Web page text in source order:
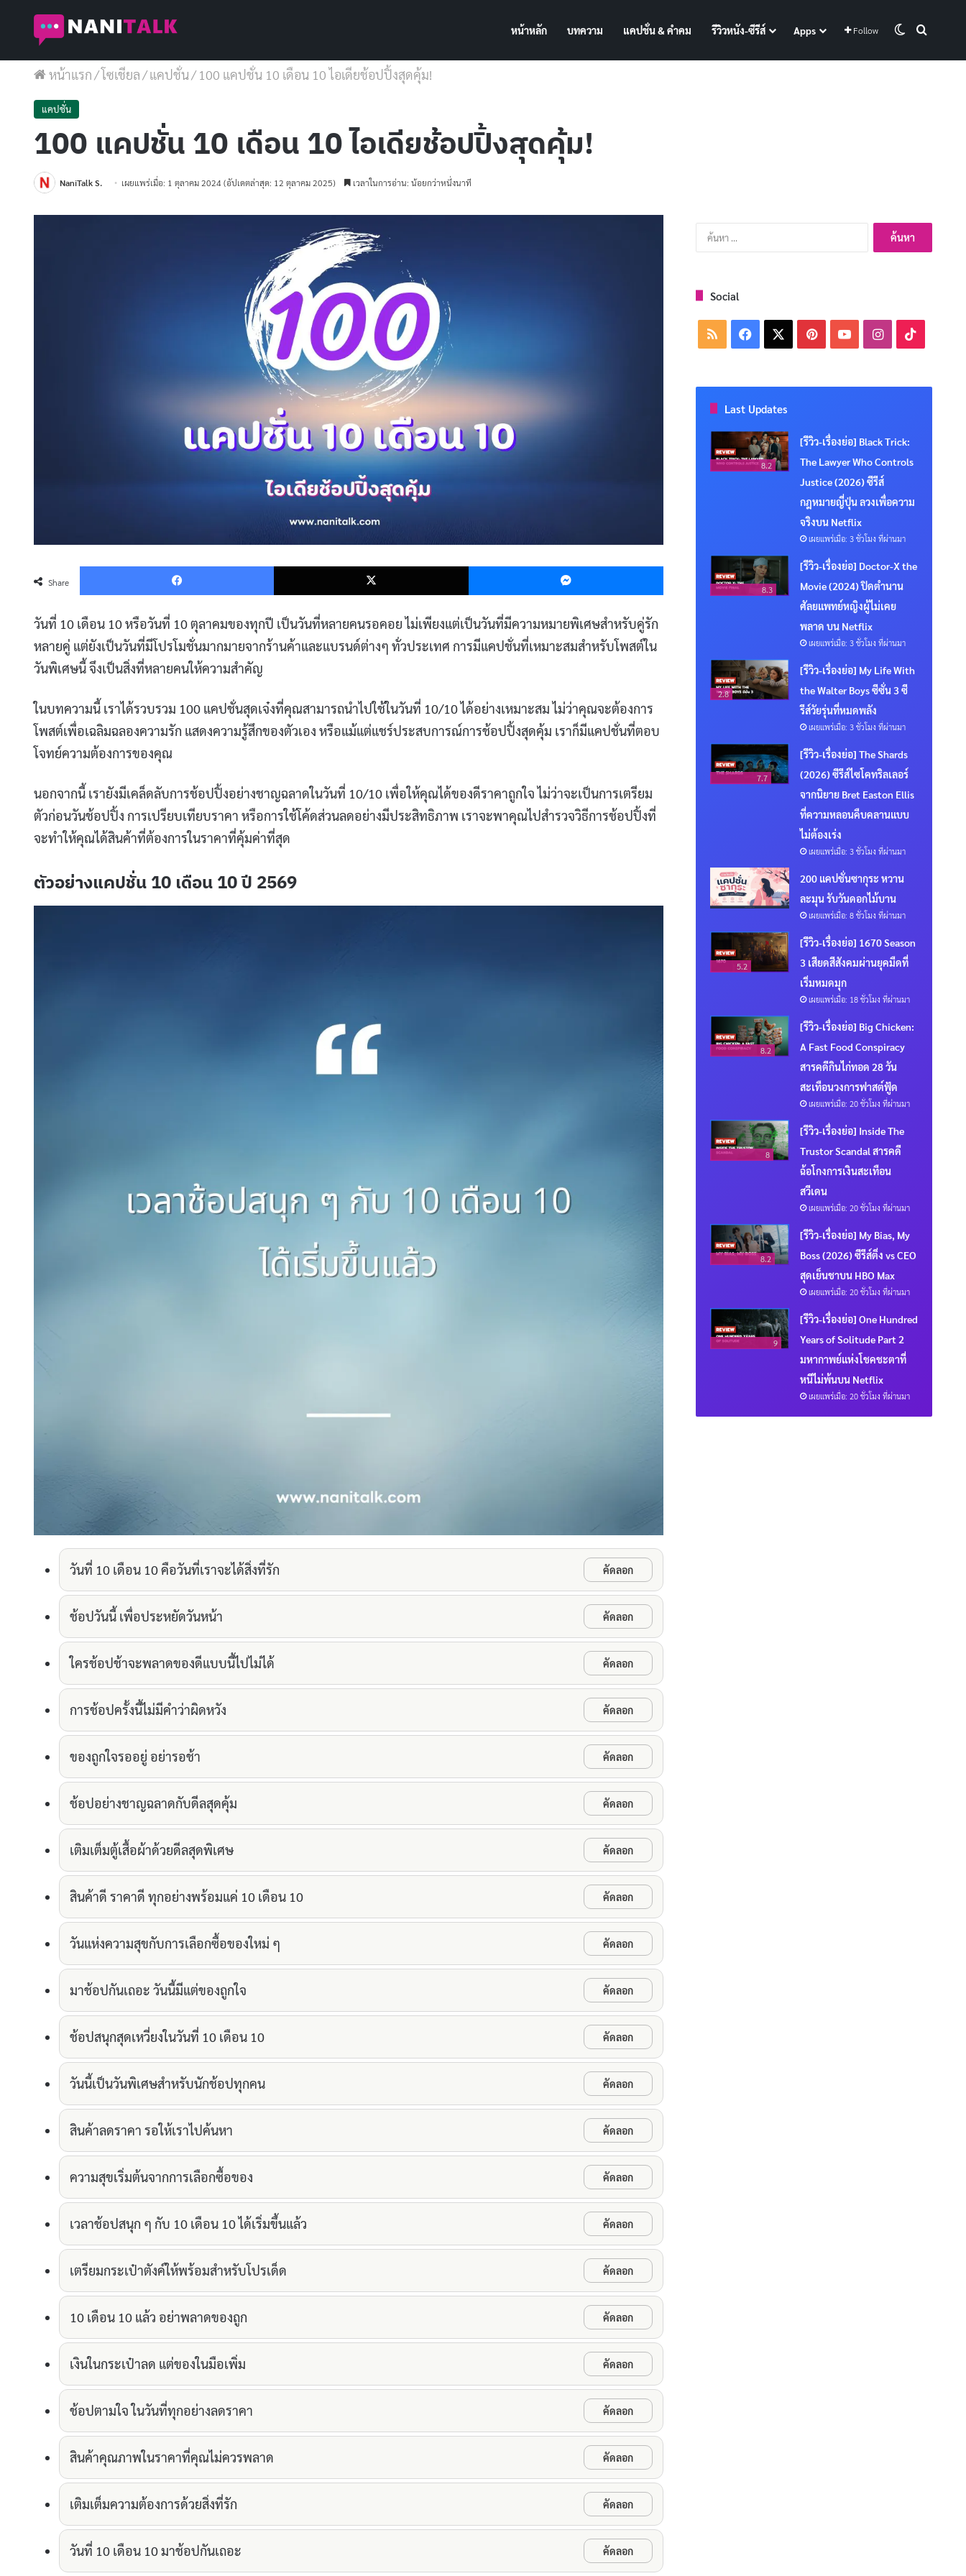
หน้าหลัก บทความ แคปชั่น & คำคม รีวิวหนัง-ซีรีส์ Apps Follow Switch skin
หน้าแรก/โซเชียล/แคปชั่น/ 100 แคปชั่น 10 เดือน 10 ไอเดียช้อปปิ้งสุดคุ้ม!
แคปชั่น
100 แคปชั่น 10 เดือน 10 ไอเดียช้อปปิ้งสุดคุ้ม!
NaniTalk S. เผยแพร่เมื่อ: 1 ตุลาคม 2024 (อัปเดตล่าสุด: 12 ตุลาคม 2025) เวลาในการอ่าน: น้อยกว่าหนึ่งนาที
Share
Facebook X Messenger
วันที่ 10 เดือน 10 หรือวันที่ 10 ตุลาคมของทุกปี เป็นวันที่หลายคนรอคอย ไม่เพียงแต่เป็นวันที่มีความหมายพิเศษสำหรับคู่รัก
หลายคู่ แต่ยังเป็นวันที่มีโปรโมชั่นมากมายจากร้านค้าและแบรนด์ต่างๆ ทั่วประเทศ การมีแคปชั่นที่เหมาะสมสำหรับโพสต์ใน
วันพิเศษนี้ จึงเป็นสิ่งที่หลายคนให้ความสำคัญ
ในบทความนี้ เราได้รวบรวม 100 แคปชั่นสุดเจ๋งที่คุณสามารถนำไปใช้ในวันที่ 10/10 ได้อย่างเหมาะสม ไม่ว่าคุณจะต้องการ
โพสต์เพื่อเฉลิมฉลองความรัก แสดงความรู้สึกของตัวเอง หรือแม้แต่แชร์ประสบการณ์การช้อปปิ้งสุดคุ้ม เราก็มีแคปชั่นที่ตอบ
โจทย์ความต้องการของคุณ
นอกจากนี้ เรายังมีเคล็ดลับการช้อปปิ้งอย่างชาญฉลาดในวันที่ 10/10 เพื่อให้คุณได้ของดีราคาถูกใจ ไม่ว่าจะเป็นการเตรียม
ตัวก่อนวันช้อปปิ้ง การเปรียบเทียบราคา หรือการใช้โค้ดส่วนลดอย่างมีประสิทธิภาพ เราจะพาคุณไปสำรวจวิธีการช้อปปิ้งที่
จะทำให้คุณได้สินค้าที่ต้องการในราคาที่คุ้มค่าที่สุด
ตัวอย่างแคปชั่น 10 เดือน 10 ปี 2569
วันที่ 10 เดือน 10 คือวันที่เราจะได้สิ่งที่รัก คัดลอก
ช้อปวันนี้ เพื่อประหยัดวันหน้า คัดลอก
ใครช้อปช้าจะพลาดของดีแบบนี้ไปไม่ได้ คัดลอก
การช้อปครั้งนี้ไม่มีคำว่าผิดหวัง คัดลอก
ของถูกใจรออยู่ อย่ารอช้า คัดลอก
ช้อปอย่างชาญฉลาดกับดีลสุดคุ้ม คัดลอก
เติมเต็มตู้เสื้อผ้าด้วยดีลสุดพิเศษ คัดลอก
สินค้าดี ราคาดี ทุกอย่างพร้อมแค่ 10 เดือน 10 คัดลอก
วันแห่งความสุขกับการเลือกซื้อของใหม่ ๆ คัดลอก
มาช้อปกันเถอะ วันนี้มีแต่ของถูกใจ คัดลอก
ช้อปสนุกสุดเหวี่ยงในวันที่ 10 เดือน 10 คัดลอก
วันนี้เป็นวันพิเศษสำหรับนักช้อปทุกคน คัดลอก
สินค้าลดราคา รอให้เราไปค้นหา คัดลอก
ความสุขเริ่มต้นจากการเลือกซื้อของ คัดลอก
เวลาช้อปสนุก ๆ กับ 10 เดือน 10 ได้เริ่มขึ้นแล้ว คัดลอก
เตรียมกระเป๋าตังค์ให้พร้อมสำหรับโปรเด็ด คัดลอก
10 เดือน 10 แล้ว อย่าพลาดของถูก คัดลอก
เงินในกระเป๋าลด แต่ของในมือเพิ่ม คัดลอก
ช้อปตามใจ ในวันที่ทุกอย่างลดราคา คัดลอก
สินค้าคุณภาพในราคาที่คุณไม่ควรพลาด คัดลอก
เติมเต็มความต้องการด้วยสิ่งที่รัก คัดลอก
วันที่ 10 เดือน 10 มาช้อปกันเถอะ คัดลอก
ค้นหา
สำหรับ:
Social
RSS Facebook PinterestYouTubeInstagram
Last Updates
8.2
[รีวิว-เรื่องย่อ] Black Trick:
The Lawyer Who Controls
Justice (2026) ซีรีส์
กฎหมายญี่ปุ่น ลวงเพื่อความ
จริงบน Netflix
เผยแพร่เมื่อ: 3 ชั่วโมง ที่ผ่านมา
8.3
[รีวิว-เรื่องย่อ] Doctor-X the
Movie (2024) ปิดตำนาน
ศัลยแพทย์หญิงผู้ไม่เคย
พลาด บน Netflix
เผยแพร่เมื่อ: 3 ชั่วโมง ที่ผ่านมา
2.8
[รีวิว-เรื่องย่อ] My Life With
the Walter Boys ซีซั่น 3 ซี
รีส์วัยรุ่นที่หมดพลัง
เผยแพร่เมื่อ: 3 ชั่วโมง ที่ผ่านมา
7.7
[รีวิว-เรื่องย่อ] The Shards
(2026) ซีรีส์ไซโคทริลเลอร์
จากนิยาย Bret Easton Ellis
ที่ความหลอนคืบคลานแบบ
ไม่ต้องเร่ง
เผยแพร่เมื่อ: 3 ชั่วโมง ที่ผ่านมา
200 แคปชั่นซากุระ หวาน
ละมุน รับวันดอกไม้บาน
เผยแพร่เมื่อ: 8 ชั่วโมง ที่ผ่านมา
5.2
[รีวิว-เรื่องย่อ] 1670 Season
3 เสียดสีสังคมผ่านยุคมืดที่
เริ่มหมดมุก
เผยแพร่เมื่อ: 18 ชั่วโมง ที่ผ่านมา
8.2
[รีวิว-เรื่องย่อ] Big Chicken:
A Fast Food Conspiracy
สารคดีกินไก่ทอด 28 วัน
สะเทือนวงการฟาสต์ฟู้ด
เผยแพร่เมื่อ: 20 ชั่วโมง ที่ผ่านมา
8
[รีวิว-เรื่องย่อ] Inside The
Trustor Scandal สารคดี
ฉ้อโกงการเงินสะเทือน
สวีเดน
เผยแพร่เมื่อ: 20 ชั่วโมง ที่ผ่านมา
8.2
[รีวิว-เรื่องย่อ] My Bias, My
Boss (2026) ซีรีส์ติ่ง vs CEO
สุดเย็นชาบน HBO Max
เผยแพร่เมื่อ: 20 ชั่วโมง ที่ผ่านมา
9
[รีวิว-เรื่องย่อ] One Hundred
Years of Solitude Part 2
มหากาพย์แห่งโชคชะตาที่
หนีไม่พ้นบน Netflix
เผยแพร่เมื่อ: 20 ชั่วโมง ที่ผ่านมา